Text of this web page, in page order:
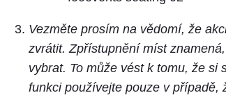
Vezměte prosím na vědomí, že
zvrátit. Zpřístupnění míst
vybrat. To může vést k tomu, že
funkci používejte pouze v případě,